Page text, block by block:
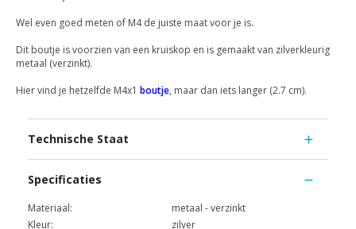
Wel even goed meten of M4 de juiste maat voor je is.
Dit boutje is voorzien van een kruiskop en is gemaakt van zilverkleurig
metaal (verzinkt).
Hier vind je hetzelfde M4x1 boutje, maar dan iets langer (2.7 cm).
Technische Staat
Specificaties
Materiaal:
metaal - verzinkt
Kleur:
zilver